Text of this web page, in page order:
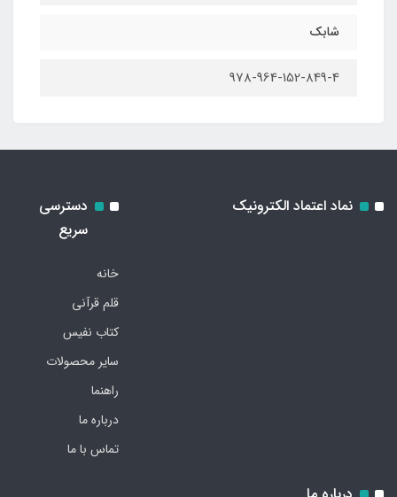
شابک
978-964-152-849-4
نماد اعتماد الکترونیک
دسترسی
سریع
خانه
قلم قرآنی
کتاب نفیس
سایر محصولات
راهنما
درباره ما
تماس با ما